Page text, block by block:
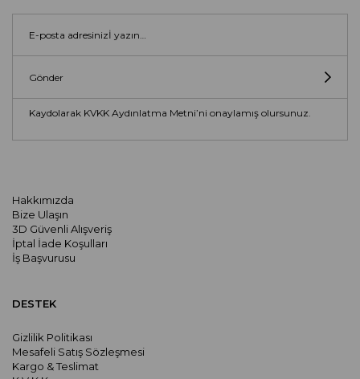
Hakkımızda
Bize Ulaşın
3D Güvenli Alışveriş
İptal İade Koşulları
İş Başvurusu
Gönder
Kaydolarak KVKK Aydınlatma Metni’ni onaylamış olursunuz.
DESTEK
Gizlilik Politikası
Mesafeli Satış Sözleşmesi
Kargo & Teslimat